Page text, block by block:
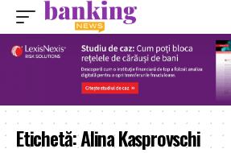
Etichetă:Alina Kasprovschi